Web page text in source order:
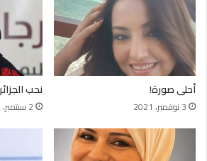
أحلى صورة!
3 نوفمبر، 2021
نحب الجزائر
2 سبتمبر، 2022